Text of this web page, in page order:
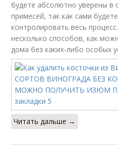
будете абсолютно уверены в
примесей, так как сами
контролировать весь
несколько способов, как
дома без каких-либо особых
Читать дальше →